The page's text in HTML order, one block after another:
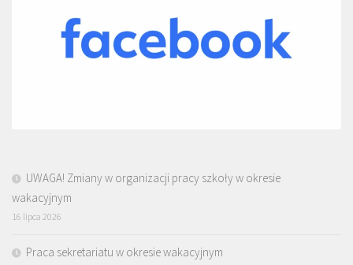
UWAGA! Zmiany w organizacji pracy szkoły w okresie
wakacyjnym
16 lipca 2026
Praca sekretariatu w okresie wakacyjnym